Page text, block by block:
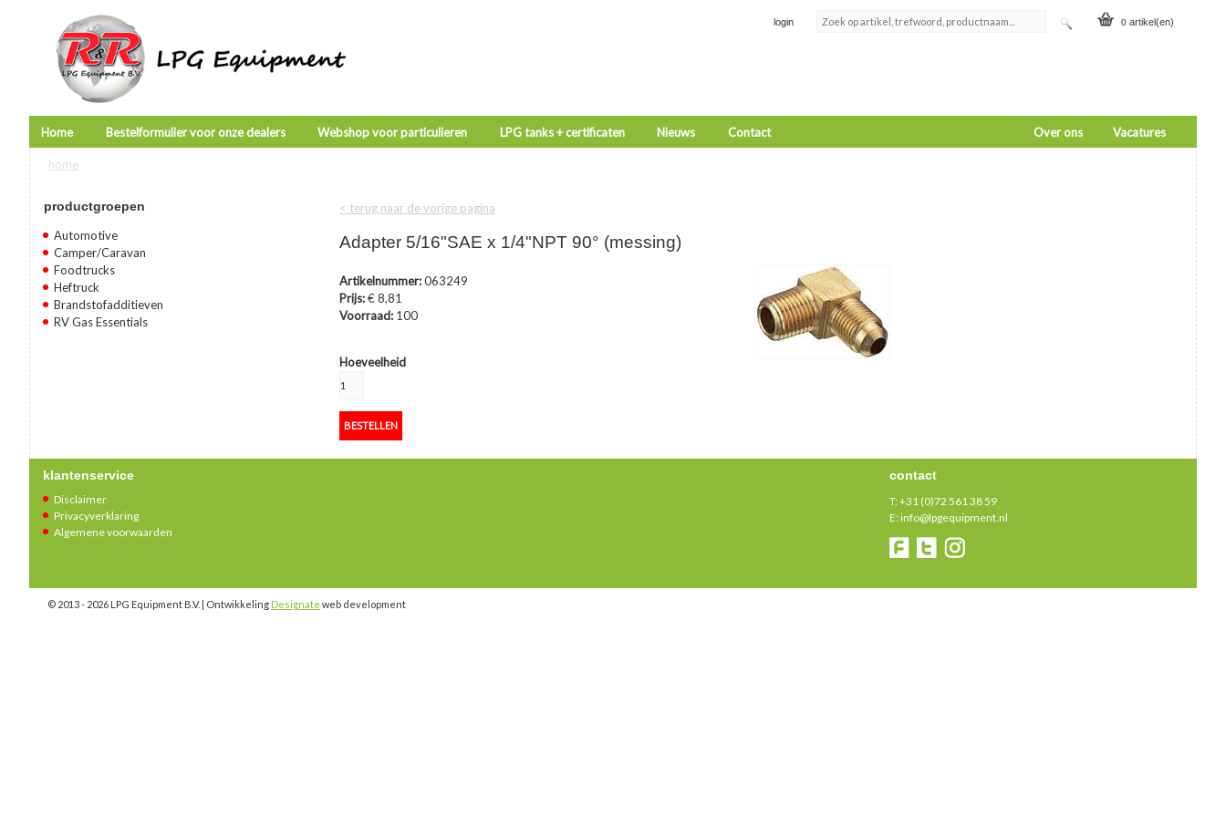
0 artikel(en)
login
Home Bestelformulier voor onze dealers Webshop voor particulieren LPG tanks + certificaten Nieuws Contact Vacatures
Over ons
U bent hier
home
productgroepen
Automotive
Camper/Caravan
Foodtrucks
Heftruck
Brandstofadditieven
RV Gas Essentials
< terug naar de vorige pagina
Adapter 5/16"SAE x 1/4"NPT 90° (messing)
Artikelnummer:063249
Prijs:€ 8,81
Voorraad: 100
Hoeveelheid
klantenservice
Disclaimer
Privacyverklaring
Algemene voorwaarden
contact
T:+31 (0)72 561 38 59
E:info@lpgequipment.nl
© 2013 - 2026 LPG Equipment B.V. | Ontwikkeling Designate web development